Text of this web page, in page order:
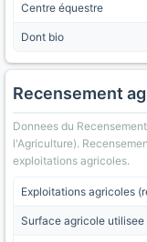
Centre équestre
Dont bio
Recensement
Donnees du
l'Agriculture).
exploitations agricoles.
Exploitations agricoles
Surface agricole utilisee